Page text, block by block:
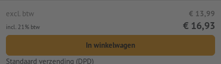
excl. btw € 13,99
incl. 21% btw € 16,93
In winkelwagen
Standaard verzending (DPD)